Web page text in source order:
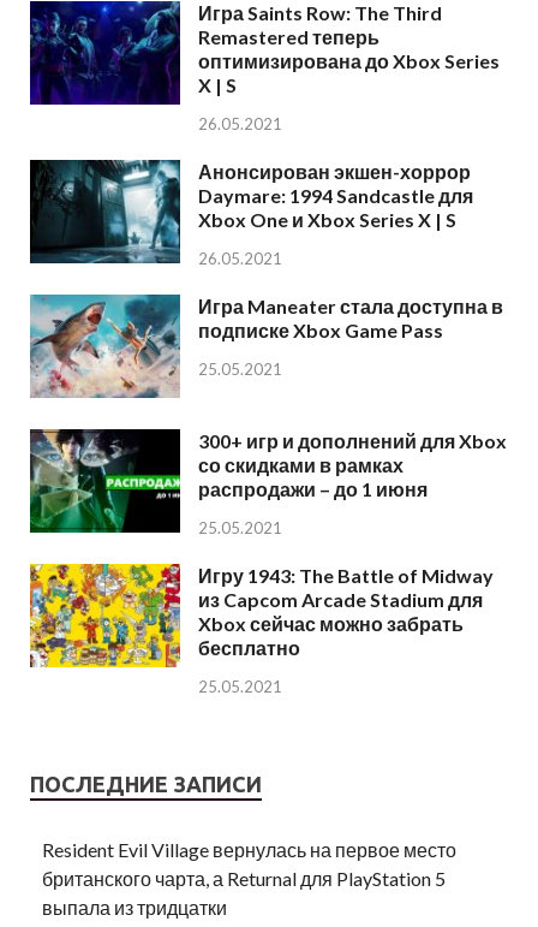
Игра Saints Row: The Third
Remastered теперь
оптимизирована до Xbox Series
X | S
26.05.2021
Анонсирован экшен-хоррор
Daymare: 1994 Sandcastle для
Xbox One и Xbox Series X | S
26.05.2021
Игра Maneater стала доступна в
подписке Xbox Game Pass
25.05.2021
300+ игр и дополнений для Xbox
со скидками в рамках
распродажи – до 1 июня
25.05.2021
Игру 1943: The Battle of Midway
из Capcom Arcade Stadium для
Xbox сейчас можно забрать
бесплатно
25.05.2021
ПОСЛЕДНИЕ ЗАПИСИ
Resident Evil Village вернулась на первое место
британского чарта, а Returnal для PlayStation 5
выпала из тридцатки